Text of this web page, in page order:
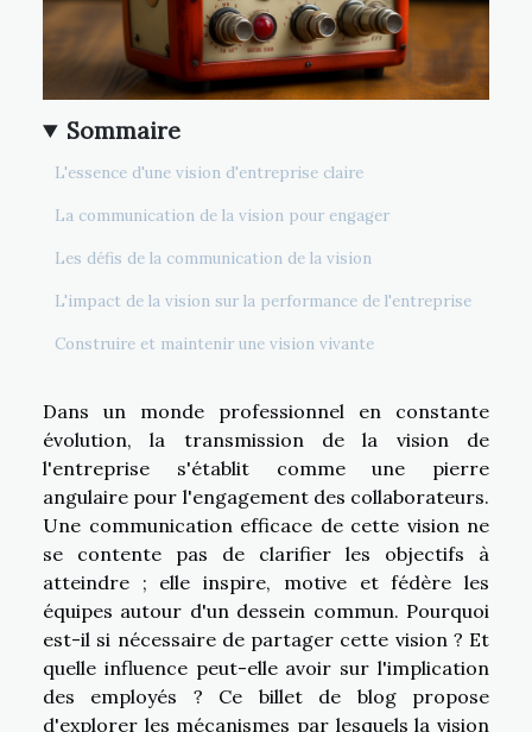
Sommaire
L'essence d'une vision d'entreprise claire
La communication de la vision pour engager
Les défis de la communication de la vision
L'impact de la vision sur la performance de l'entreprise
Construire et maintenir une vision vivante
Dans un monde professionnel en constante
évolution, la transmission de la vision de
l'entreprise s'établit comme une pierre
angulaire pour l'engagement des collaborateurs.
Une communication efficace de cette vision ne
se contente pas de clarifier les objectifs à
atteindre ; elle inspire, motive et fédère les
équipes autour d'un dessein commun. Pourquoi
est-il si nécessaire de partager cette vision ? Et
quelle influence peut-elle avoir sur l'implication
des employés ? Ce billet de blog propose
d'explorer les mécanismes par lesquels la vision